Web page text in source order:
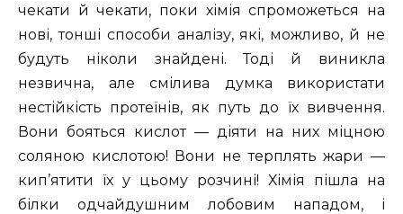
чекати й чекати, поки хімія спроможеться на
нові, тонші способи аналізу, які, можливо, й не
будуть ніколи знайдені. Тоді й виникла
незвична, але смілива думка використати
нестійкість протеїнів, як путь до їх вивчення.
Вони бояться кислот — діяти на них міцною
соляною кислотою! Вони не терплять жари —
кип’ятити їх у цьому розчині! Хімія пішла на
білки одчайдушним лобовим нападом, і